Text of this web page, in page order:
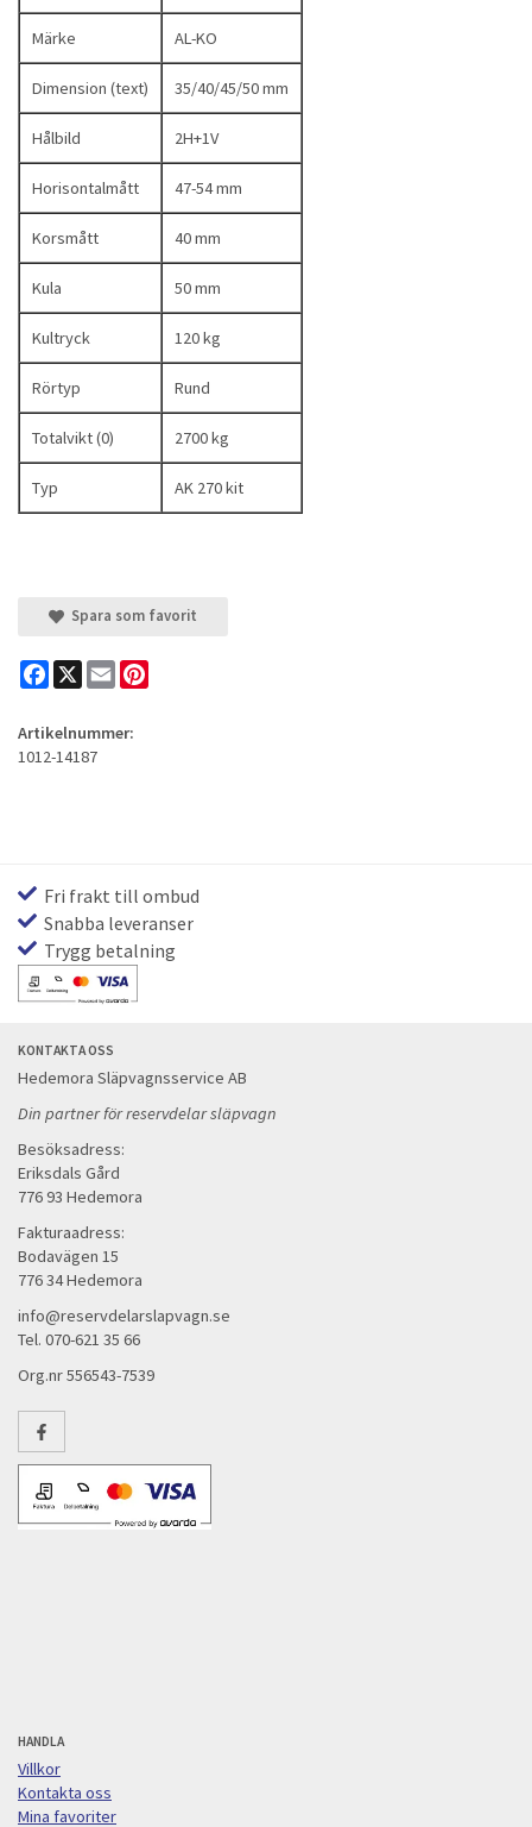
Märke AL-KO
Dimension (text) 35/40/45/50 mm
Hålbild 2H+1V
Horisontalmått 47-54 mm
Korsmått 40 mm
Kula 50 mm
Kultryck 120 kg
Rörtyp Rund
Totalvikt (0) 2700 kg
Typ AK 270 kit
Spara som favorit
Facebook
X Email
Artikelnummer:
1012-14187
Fri frakt till ombud
Snabba leveranser
Trygg betalning
KONTAKTA OSS
Hedemora Släpvagnsservice AB
Din partner för reservdelar släpvagn
Besöksadress:
Eriksdals Gård
776 93 Hedemora
Fakturaadress:
Bodavägen 15
776 34 Hedemora
info@reservdelarslapvagn.se
Tel. 070-621 35 66
Org.nr 556543-7539
HANDLA
Villkor
Kontakta oss
Mina favoriter